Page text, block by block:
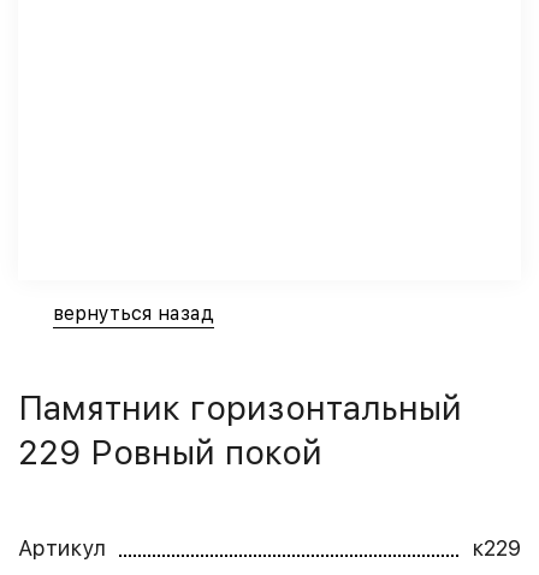
вернуться назад
Памятник горизонтальный
229 Ровный покой
Артикул
к229